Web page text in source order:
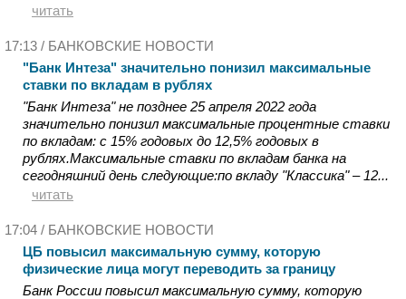
читать
17:13 / БАНКОВСКИЕ НОВОСТИ
"Банк Интеза" значительно понизил максимальные
ставки по вкладам в рублях
"Банк Интеза" не позднее 25 апреля 2022 года
значительно понизил максимальные процентные ставки
по вкладам: с 15% годовых до 12,5% годовых в
рублях.Максимальные ставки по вкладам банка на
сегодняшний день следующие:по вкладу "Классика" – 12...
читать
17:04 / БАНКОВСКИЕ НОВОСТИ
ЦБ повысил максимальную сумму, которую
физические лица могут переводить за границу
Банк России повысил максимальную сумму, которую